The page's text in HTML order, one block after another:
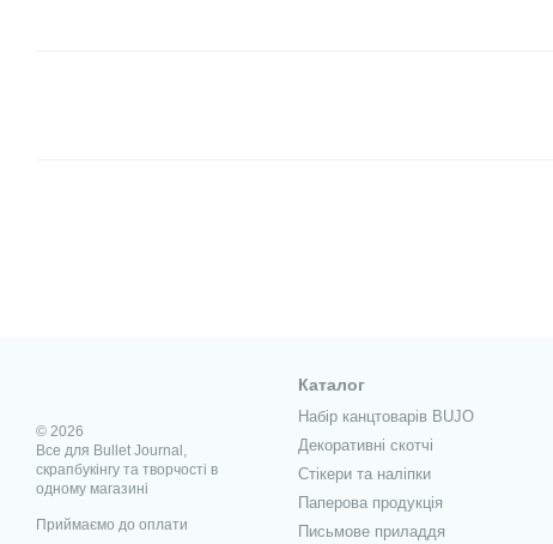
© 2026
Все для Bullet Journal,
скрапбукінгу та творчості в
одному магазині
Приймаємо до оплати
Каталог
Набір канцтоварів BUJO
Декоративні скотчі
Стікери та наліпки
Паперова продукція
Письмове приладдя